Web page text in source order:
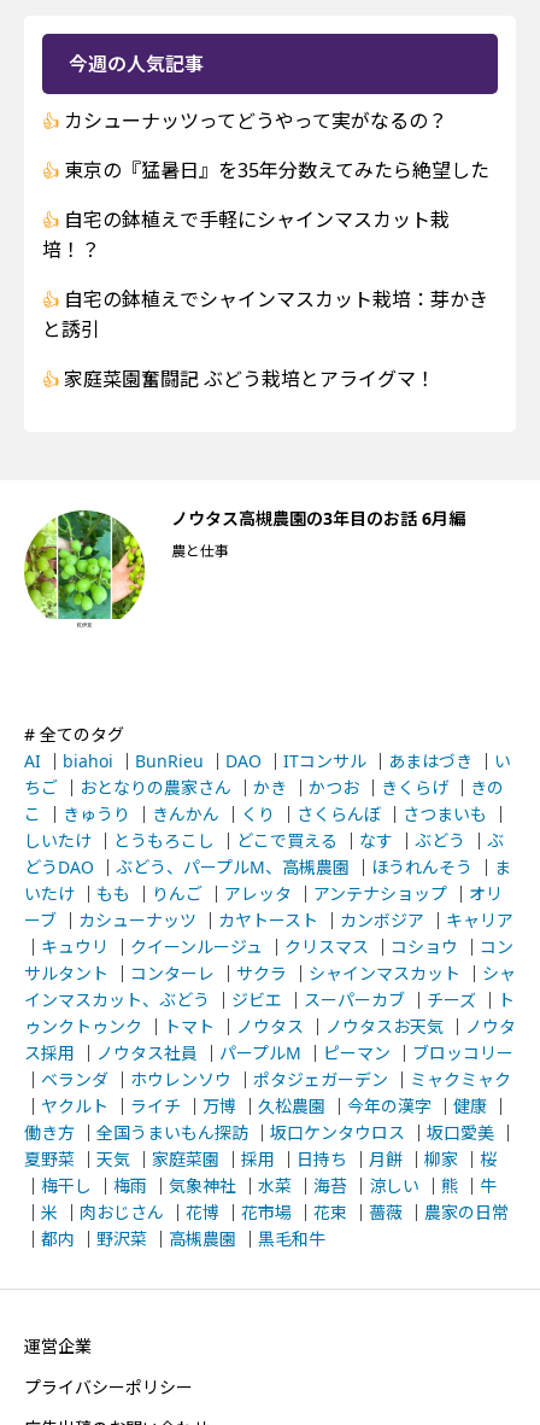
今週の人気記事
カシューナッツってどうやって実がなるの？
東京の『猛暑日』を35年分数えてみたら絶望した
自宅の鉢植えで手軽にシャインマスカット栽
培！？
自宅の鉢植えでシャインマスカット栽培：芽かき
と誘引
家庭菜園奮闘記 ぶどう栽培とアライグマ！
ノウタス高槻農園の3年目のお話 6月編
農と仕事
# 全てのタグ
AI ｜ biahoi ｜ BunRieu ｜ DAO ｜ ITコンサル ｜ あまはづき ｜ い
ちご ｜ おとなりの農家さん ｜ かき ｜ かつお ｜ きくらげ｜ きの
こ
｜ きゅうり ｜ きんかん ｜ くり ｜ さくらんぼ ｜ さつまいも
｜
しいたけ ｜ とうもろこし ｜ どこで買える ｜ なす ｜ ぶどう ｜ ぶ
どうDAO ｜ ぶどう、パープルM、高槻農園 ｜ ほうれんそう ｜ ま
いたけ ｜ もも ｜ りんご ｜ アレッタ ｜ アンテナショップ ｜ オリ
ーブ ｜ カシューナッツ ｜ カヤトースト ｜ カンボジア ｜ キャリア
｜ キュウリ ｜ クイーンルージュ ｜ クリスマス ｜ コショウ ｜ コン
サルタント
｜ コンターレ ｜ サクラ ｜ シャインマスカット ｜ シャ
インマスカット、ぶどう
｜ ジビエ ｜ スーパーカブ ｜ チーズ ｜ ト
ゥンクトゥンク
｜ トマト ｜ ノウタス ｜ ノウタスお天気 ｜ ノウタ
ス採用 ｜ ノウタス社員 ｜ パープルM ｜ ピーマン ｜ ブロッコリー
｜ ベランダ ｜ ホウレンソウ ｜ ポタジェガーデン ｜ ミャクミャク
｜ ヤクルト ｜ ライチ ｜ 万博 ｜ 久松農園 ｜ 今年の漢字 ｜ 健康 ｜
働き方 ｜ 全国うまいもん探訪 ｜ 坂口ケンタウロス ｜ 坂口愛美 ｜
夏野菜 ｜ 天気 ｜ 家庭菜園 ｜ 採用 ｜ 日持ち ｜ 月餅 ｜ 柳家 ｜ 桜
｜ 梅干し ｜ 梅雨 ｜ 気象神社 ｜ 水菜 ｜ 海苔 ｜ 涼しい ｜ 熊 ｜ 牛
｜ 米 ｜ 肉おじさん ｜ 花博 ｜ 花市場 ｜ 花束 ｜ 薔薇 ｜ 農家の日常
｜ 都内 ｜ 野沢菜 ｜ 高槻農園 ｜ 黒毛和牛
運営企業
プライバシーポリシー